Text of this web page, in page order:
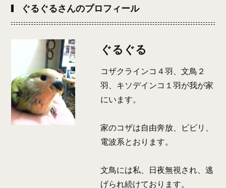
ぐるぐるさんのプロフィール
ぐるぐる
コザクラインコ４羽、文鳥２
羽、キソデインコ１羽が我が家
にいます。
家のコザは自由奔放、ビビリ、
電波系とおります。
文鳥には私、日夜無視され、逃
げられ続けております。